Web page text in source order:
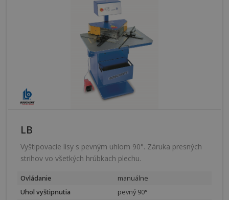
LB
Vyštipovacie lisy s pevným uhlom 90°. Záruka presných
strihov vo všetkých hrúbkach plechu.
Ovládanie
manuálne
Uhol vyštipnutia
pevný 90°